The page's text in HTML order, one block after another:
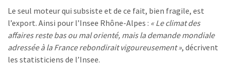
Le seul moteur qui subsiste et de ce fait, bien fragile, est
l’export. Ainsi pour l’Insee Rhône-Alpes : « Le climat des
affaires reste bas ou mal orienté, mais la demande mondiale
adressée à la France rebondirait vigoureusement », décrivent
les statisticiens de l’Insee.